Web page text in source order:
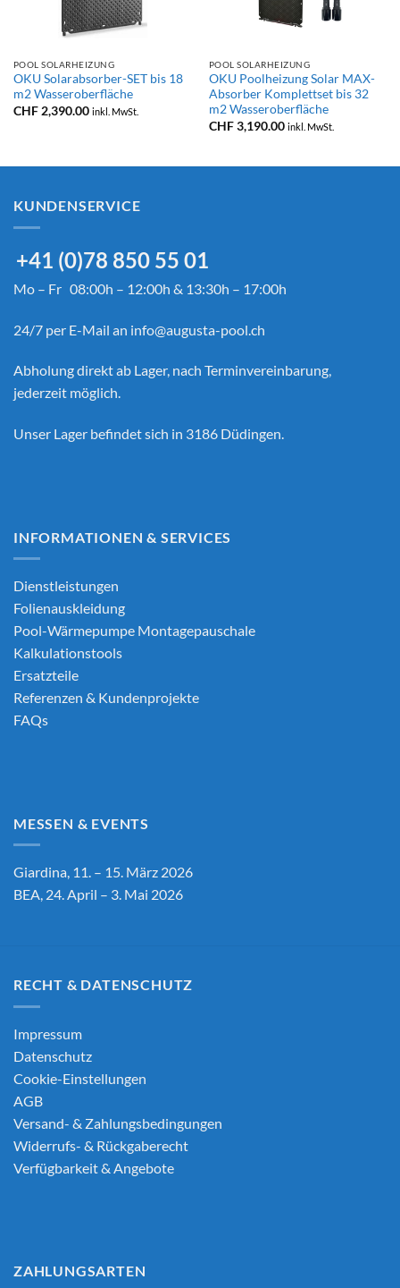
POOL SOLARHEIZUNG
OKU Solarabsorber-SET bis 18
m2 Wasseroberfläche
CHF2,390.00 inkl. MwSt.
POOL SOLARHEIZUNG
OKU Poolheizung Solar MAX-
Absorber Komplettset bis 32
m2 Wasseroberfläche
CHF3,190.00 inkl. MwSt.
KUNDENSERVICE
+41 (0)78 850 55 01
Mo – Fr 08:00h – 12:00h & 13:30h – 17:00h
24/7 per E-Mail an info@augusta-pool.ch
Abholung direkt ab Lager, nach Terminvereinbarung,
jederzeit möglich.
Unser Lager befindet sich in 3186 Düdingen.
INFORMATIONEN & SERVICES
Dienstleistungen
Folienauskleidung
Pool-Wärmepumpe Montagepauschale
Kalkulationstools
Ersatzteile
Referenzen & Kundenprojekte
FAQs
MESSEN & EVENTS
Giardina, 11. – 15. März 2026
BEA, 24. April – 3. Mai 2026
RECHT & DATENSCHUTZ
Impressum
Datenschutz
Cookie-Einstellungen
AGB
Versand- & Zahlungsbedingungen
Widerrufs- & Rückgaberecht
Verfügbarkeit & Angebote
ZAHLUNGSARTEN